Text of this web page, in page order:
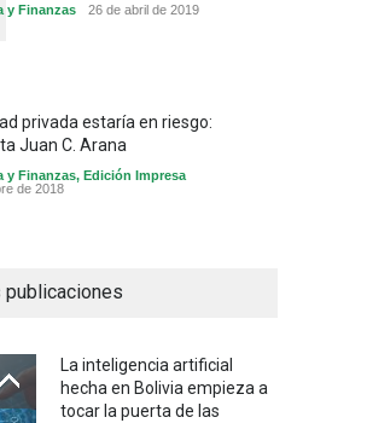
y Finanzas 26 de abril de 2019
privada estaría en riesgo:
Juan C. Arana
y Finanzas, Edición Impresa
de 2018
publicaciones
La inteligencia artificial
hecha en Bolivia empieza a
tocar la puerta de las